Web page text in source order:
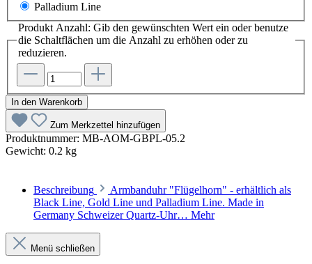
Palladium Line
Produkt Anzahl: Gib den gewünschten Wert ein oder benutze
die Schaltflächen um die Anzahl zu erhöhen oder zu
reduzieren.
In den Warenkorb
Zum Merkzettel hinzufügen
Produktnummer: MB-AOM-GBPL-05.2
Gewicht: 0.2 kg
Beschreibung
Armbanduhr "Flügelhorn" - erhältlich als
Black Line, Gold Line und Palladium Line. Made in
Germany Schweizer Quartz-Uhr… Mehr
Menü schließen